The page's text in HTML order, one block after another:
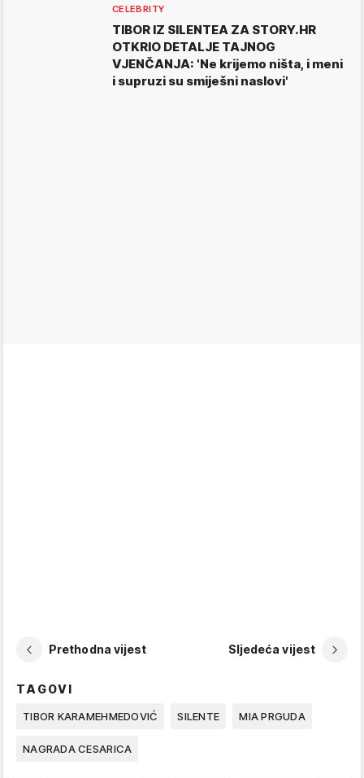
CELEBRITY
TIBOR IZ SILENTEA ZA STORY.HR
OTKRIO DETALJE TAJNOG
VJENČANJA: 'Ne krijemo ništa, i meni
i supruzi su smiješni naslovi'
Prethodna vijest Sljedeća vijest
TAGOVI
TIBOR KARAMEHMEDOVIĆ SILENTE MIA PRGUDA
NAGRADA CESARICA